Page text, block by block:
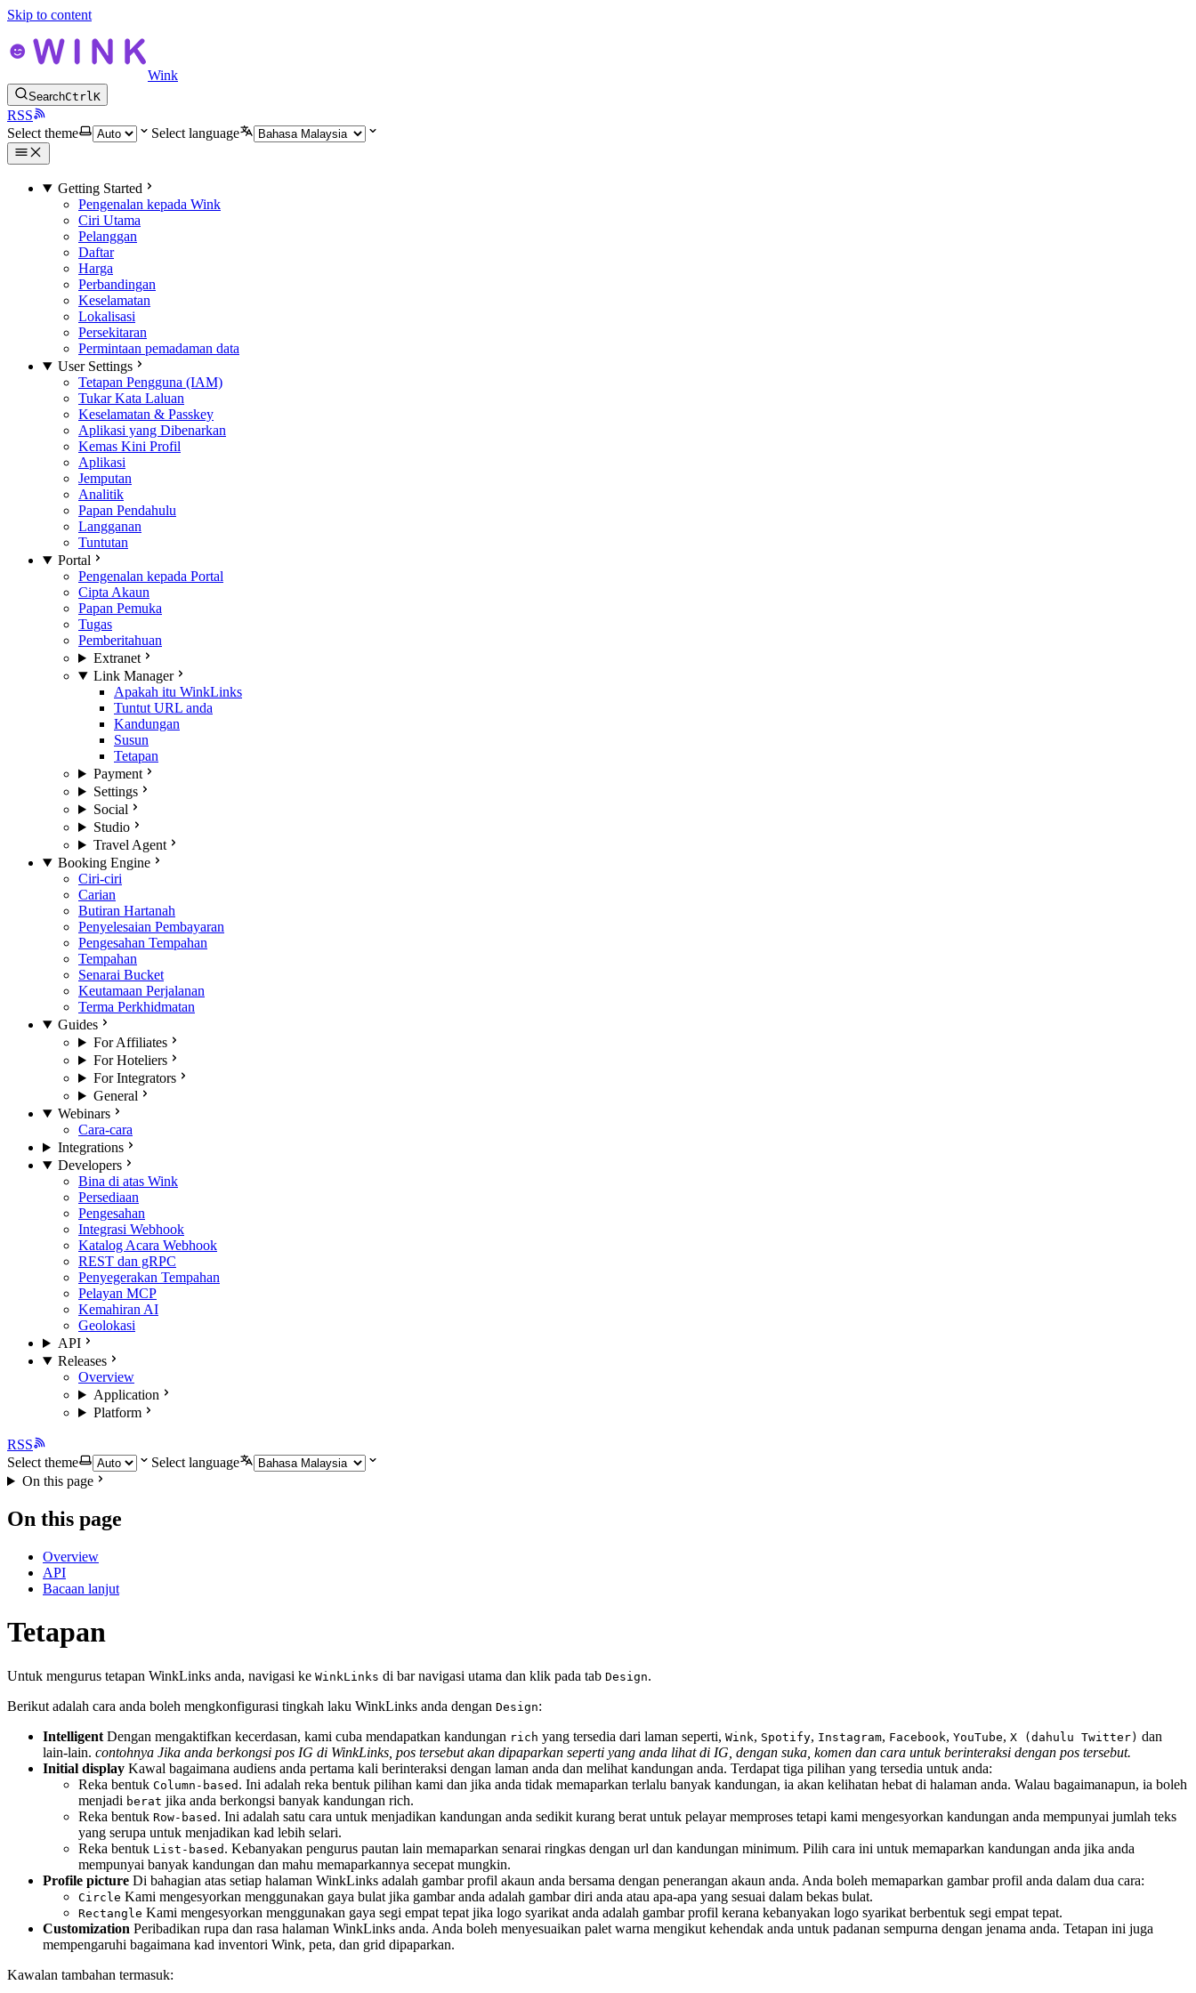
Skip to content
Wink
SearchCtrlK
RSS
Select theme
Select language
Getting Started
Pengenalan kepada Wink
Ciri Utama
Pelanggan
Daftar
Harga
Perbandingan
Keselamatan
Lokalisasi
Persekitaran
Permintaan pemadaman data
User Settings
Tetapan Pengguna (IAM)
Tukar Kata Laluan
Keselamatan & Passkey
Aplikasi yang Dibenarkan
Kemas Kini Profil
Aplikasi
Jemputan
Analitik
Papan Pendahulu
Langganan
Tuntutan
Portal
Pengenalan kepada Portal
Cipta Akaun
Papan Pemuka
Tugas
Pemberitahuan
Extranet
Link Manager
Apakah itu WinkLinks
Tuntut URL anda
Kandungan
Susun
Tetapan
Payment
Settings
Social
Studio
Travel Agent
Booking Engine
Ciri-ciri
Carian
Butiran Hartanah
Penyelesaian Pembayaran
Pengesahan Tempahan
Tempahan
Senarai Bucket
Keutamaan Perjalanan
Terma Perkhidmatan
Guides
For Affiliates
For Hoteliers
For Integrators
General
Webinars
Cara-cara
Integrations
Developers
Bina di atas Wink
Persediaan
Pengesahan
Integrasi Webhook
Katalog Acara Webhook
REST dan gRPC
Penyegerakan Tempahan
Pelayan MCP
Kemahiran AI
Geolokasi
API
Releases
Overview
Application
Platform
RSS
Select theme
Select language
On this page
On this page
Overview
API
Bacaan lanjut
Tetapan
Untuk mengurus tetapan WinkLinks anda, navigasi ke WinkLinks di bar navigasi utama dan klik pada tab Design.
Berikut adalah cara anda boleh mengkonfigurasi tingkah laku WinkLinks anda dengan Design:
Intelligent Dengan mengaktifkan kecerdasan, kami cuba mendapatkan kandungan rich yang tersedia dari laman seperti, Wink, Spotify, Instagram, Facebook, YouTube, X (dahulu Twitter) dan
lain-lain. contohnya Jika anda berkongsi pos IG di WinkLinks, pos tersebut akan dipaparkan seperti yang anda lihat di IG, dengan suka, komen dan cara untuk berinteraksi dengan pos tersebut.
Initial display Kawal bagaimana audiens anda pertama kali berinteraksi dengan laman anda dan melihat kandungan anda. Terdapat tiga pilihan yang tersedia untuk anda:
Reka bentuk Column-based . Ini adalah reka bentuk pilihan kami dan jika anda tidak memaparkan terlalu banyak kandungan, ia akan kelihatan hebat di halaman anda. Walau bagaimanapun, ia boleh
menjadi berat jika anda berkongsi banyak kandungan rich.
Reka bentuk Row-based . Ini adalah satu cara untuk menjadikan kandungan anda sedikit kurang berat untuk pelayar memproses tetapi kami mengesyorkan kandungan anda mempunyai jumlah teks
yang serupa untuk menjadikan kad lebih selari.
Reka bentuk List-based . Kebanyakan pengurus pautan lain memaparkan senarai ringkas dengan url dan kandungan minimum. Pilih cara ini untuk memaparkan kandungan anda jika anda
mempunyai banyak kandungan dan mahu memaparkannya secepat mungkin.
Profile picture Di bahagian atas setiap halaman WinkLinks adalah gambar profil akaun anda bersama dengan penerangan akaun anda. Anda boleh memaparkan gambar profil anda dalam dua cara:
Circle Kami mengesyorkan menggunakan gaya bulat jika gambar anda adalah gambar diri anda atau apa-apa yang sesuai dalam bekas bulat.
Rectangle Kami mengesyorkan menggunakan gaya segi empat tepat jika logo syarikat anda adalah gambar profil kerana kebanyakan logo syarikat berbentuk segi empat tepat.
Customization Peribadikan rupa dan rasa halaman WinkLinks anda. Anda boleh menyesuaikan palet warna mengikut kehendak anda untuk padanan sempurna dengan jenama anda. Tetapan ini juga
mempengaruhi bagaimana kad inventori Wink, peta, dan grid dipaparkan.
Kawalan tambahan termasuk: